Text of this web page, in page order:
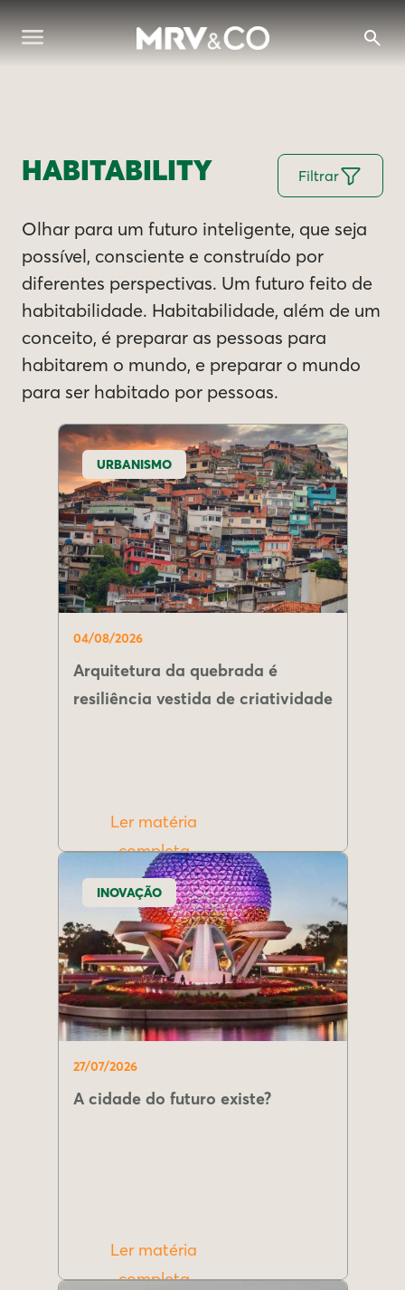
HABITABILITY Filtrar
Olhar para um futuro inteligente, que seja
possível, consciente e construído por
diferentes perspectivas. Um futuro feito de
habitabilidade. Habitabilidade, além de um
conceito, é preparar as pessoas para
habitarem o mundo, e preparar o mundo
para ser habitado por pessoas.
URBANISMO
04/08/2026
Arquitetura da quebrada é
resiliência vestida de criatividade
Ler matéria
completa
INOVAÇÃO
27/07/2026
A cidade do futuro existe?
Ler matéria
completa